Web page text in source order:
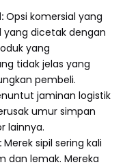
Opsi komersial yang
yang dicetak dengan
yang
tidak jelas yang
pembeli.
jaminan logistik
umur simpan
lainnya.
Merek sipil sering kali
dan lemak. Mereka